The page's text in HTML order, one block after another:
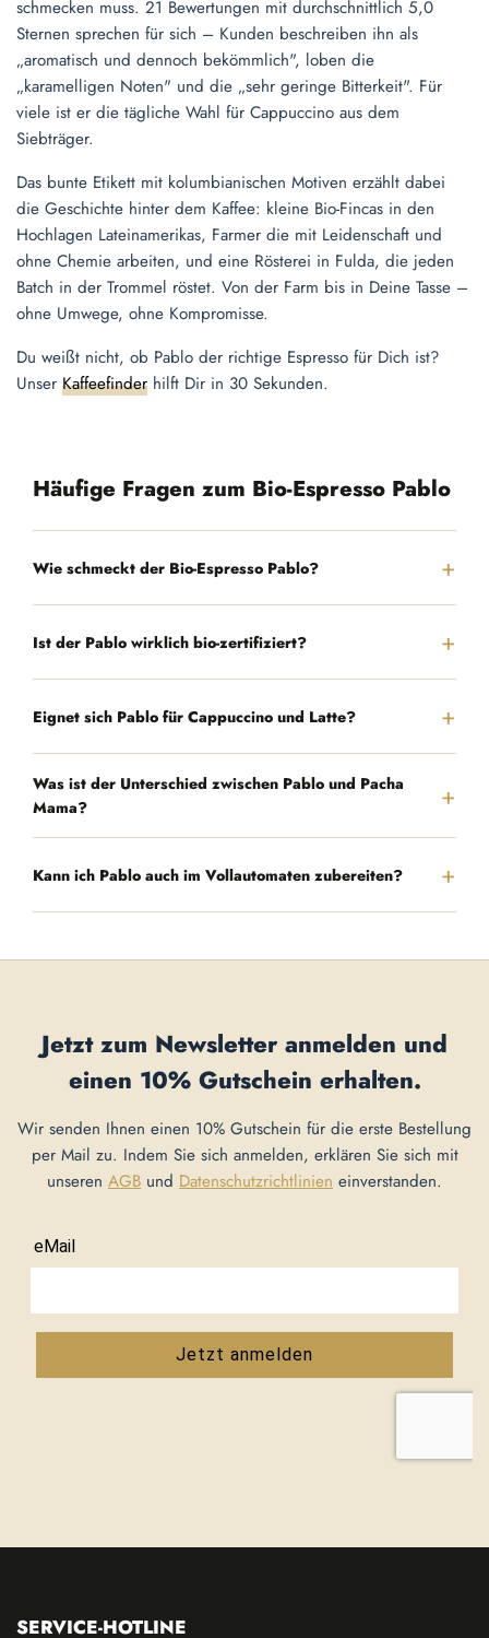
schmecken muss. 21 Bewertungen mit durchschnittlich 5,0
Sternen sprechen für sich – Kunden beschreiben ihn als
„aromatisch und dennoch bekömmlich", loben die
„karamelligen Noten" und die „sehr geringe Bitterkeit". Für
viele ist er die tägliche Wahl für Cappuccino aus dem
Siebträger.
Das bunte Etikett mit kolumbianischen Motiven erzählt dabei
die Geschichte hinter dem Kaffee: kleine Bio-Fincas in den
Hochlagen Lateinamerikas, Farmer die mit Leidenschaft und
ohne Chemie arbeiten, und eine Rösterei in Fulda, die jeden
Batch in der Trommel röstet. Von der Farm bis in Deine Tasse –
ohne Umwege, ohne Kompromisse.
Du weißt nicht, ob Pablo der richtige Espresso für Dich ist?
Unser Kaffeefinder hilft Dir in 30 Sekunden.
Häufige Fragen zum Bio-Espresso Pablo
Wie schmeckt der Bio-Espresso Pablo?
Ist der Pablo wirklich bio-zertifiziert?
Eignet sich Pablo für Cappuccino und Latte?
Was ist der Unterschied zwischen Pablo und Pacha
Mama?
Kann ich Pablo auch im Vollautomaten zubereiten?
Jetzt zum Newsletter anmelden und
einen 10% Gutschein erhalten.
Wir senden Ihnen einen 10% Gutschein für die erste Bestellung
per Mail zu. Indem Sie sich anmelden, erklären Sie sich mit
unseren AGB und Datenschutzrichtlinien einverstanden.
SERVICE-HOTLINE